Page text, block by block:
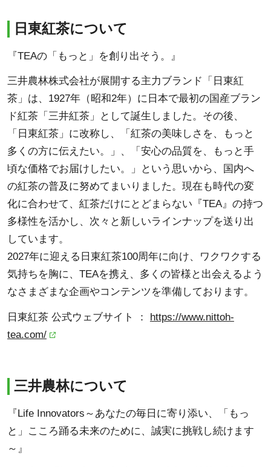
日東紅茶について
『TEAの「もっと」を創り出そう。』
三井農林株式会社が展開する主力ブランド「日東紅
茶」は、1927年（昭和2年）に日本で最初の国産ブラン
ド紅茶「三井紅茶」として誕生しました。その後、
「日東紅茶」に改称し、「紅茶の美味しさを、もっと
多くの方に伝えたい。」、「安心の品質を、もっと手
頃な価格でお届けしたい。」という思いから、国内へ
の紅茶の普及に努めてまいりました。現在も時代の変
化に合わせて、紅茶だけにとどまらない『TEA』の持つ
多様性を活かし、次々と新しいラインナップを送り出
しています。
2027年に迎える日東紅茶100周年に向け、ワクワクする
気持ちを胸に、TEAを携え、多くの皆様と出会えるよう
なさまざまな企画やコンテンツを準備しております。
日東紅茶 公式ウェブサイト ： https://www.nittoh-
tea.com/
三井農林について
『Life Innovators～あなたの毎日に寄り添い、「もっ
と」こころ踊る未来のために、誠実に挑戦し続けます
～』